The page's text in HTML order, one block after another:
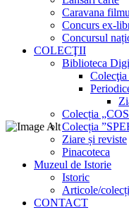
Caravana
Concurs ex-
Concursul
COLECŢII
Biblioteca
Colecţia
Colecția
Colecția
Ziare și reviste
Pinacoteca
Muzeul de Istorie
Istoric
Articole/
CONTACT